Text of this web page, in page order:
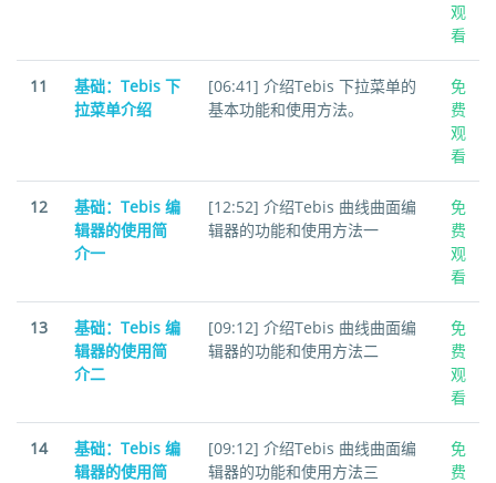
观
看
11
基础：Tebis 下
拉菜单介绍
[06:41] 介绍Tebis 下拉菜单的
基本功能和使用方法。
免
费
观
看
12
基础：Tebis 编
辑器的使用简
介一
[12:52] 介绍Tebis 曲线曲面编
辑器的功能和使用方法一
免
费
观
看
13
基础：Tebis 编
辑器的使用简
介二
[09:12] 介绍Tebis 曲线曲面编
辑器的功能和使用方法二
免
费
观
看
14
基础：Tebis 编
辑器的使用简
[09:12] 介绍Tebis 曲线曲面编
辑器的功能和使用方法三
免
费